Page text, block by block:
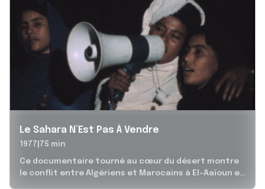
Le Sahara N’Est Pas À Vendre
1977 75 min
Ce documentaire tourné au cœur du désert montre
le conflit entre Algériens et Marocains à El-Aaïoun et